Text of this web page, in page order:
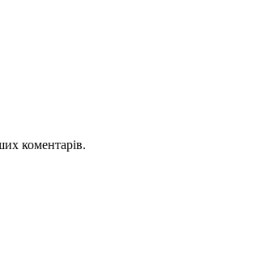
коментарів.